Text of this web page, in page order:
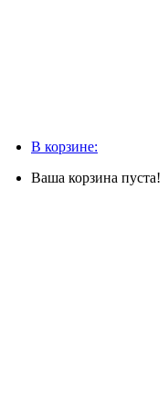
В корзине:
Ваша корзина пуста!